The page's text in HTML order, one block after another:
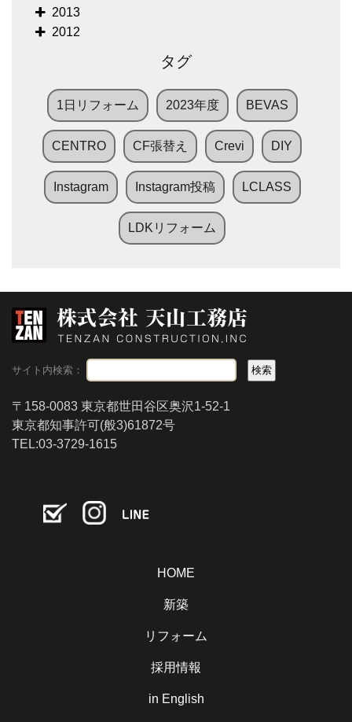
2013
2012
タグ
1日リフォーム 2023年度 BEVAS
CENTRO CF張替え Crevi DIY
Instagram Instagram投稿 LCLASS
LDKリフォーム
サイト内検索：
〒158-0083 東京都世田谷区奥沢1-52-1
東京都知事許可(般3)61872号
TEL:03-3729-1615
HOME
新築
リフォーム
採用情報
in English